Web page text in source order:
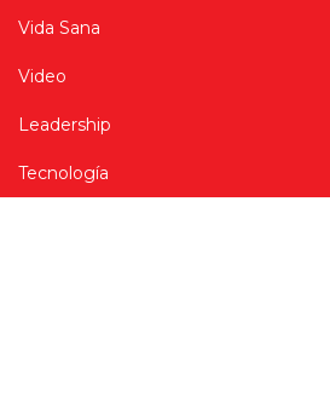
Vida Sana
Video
Leadership
Tecnología